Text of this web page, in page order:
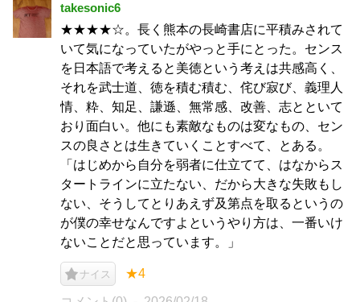
takesonic6
★★★★☆。長く熊本の長崎書店に平積みされて
いて気になっていたがやっと手にとった。センス
を日本語で考えると美徳という考えは共感高く、
それを武士道、徳を積む積む、侘び寂び、義理人
情、粋、知足、謙遜、無常感、改善、志とといて
おり面白い。他にも素敵なものは変なもの、セン
スの良さとは生きていくことすべて、とある。
「はじめから自分を弱者に仕立てて、はなからス
タートラインに立たない、だから大きな失敗もし
ない、そうしてとりあえず及第点を取るというの
が僕の幸せなんですよというやり方は、一番いけ
ないことだと思っています。」
ナイス ★4